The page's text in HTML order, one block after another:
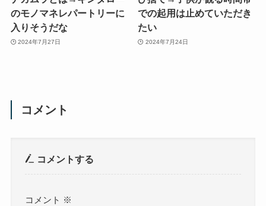
のモノマネレパートリーに
入りそうだな
2024年7月27日
での起用は止めていただき
たい
2024年7月24日
コメント
コメントする
コメント ※